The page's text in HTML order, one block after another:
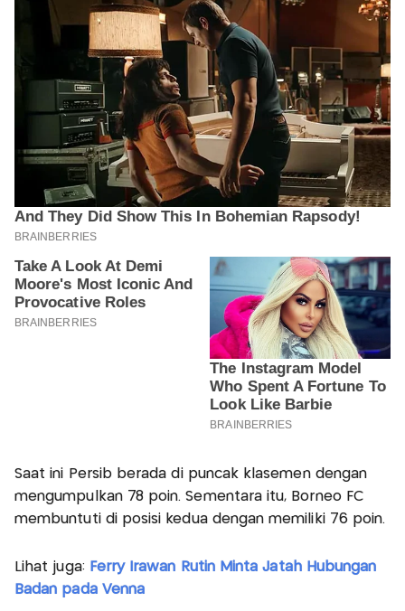
Saat ini Persib berada di puncak klasemen dengan
mengumpulkan 78 poin. Sementara itu, Borneo FC
membuntuti di posisi kedua dengan memiliki 76 poin.
Lihat juga: Ferry Irawan Rutin Minta Jatah Hubungan
Badan pada Venna